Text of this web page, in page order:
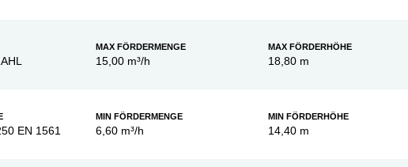
MAX FÖRDERMENGE
15,00 m³/h
MAX FÖRDERHÖHE
18,80 m
EN 1561
MIN FÖRDERMENGE
6,60 m³/h
MIN FÖRDERHÖHE
14,40 m